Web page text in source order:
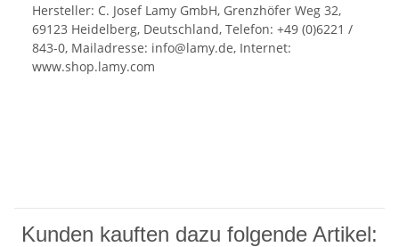
Hersteller: C. Josef Lamy GmbH, Grenzhöfer Weg 32,
69123 Heidelberg, Deutschland, Telefon: +49 (0)6221 /
843-0, Mailadresse: info@lamy.de, Internet:
www.shop.lamy.com
Kunden kauften dazu folgende Artikel: